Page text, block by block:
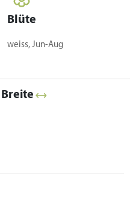
Blüte
weiss, Jun-Aug
Breite